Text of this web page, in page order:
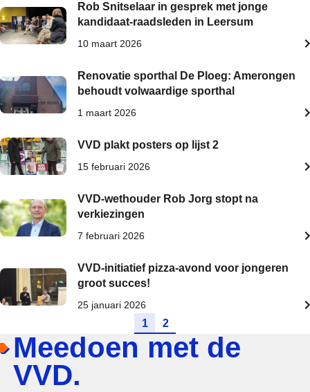
Rob Snitselaar in gesprek met jonge
kandidaat-raadsleden in Leersum
10 maart 2026
Renovatie sporthal De Ploeg: Amerongen
behoudt volwaardige sporthal
1 maart 2026
VVD plakt posters op lijst 2
15 februari 2026
VVD-wethouder Rob Jorg stopt na
verkiezingen
7 februari 2026
VVD-initiatief pizza-avond voor jongeren
groot succes!
25 januari 2026
Ga naar pagina
1 Ga naar pagina
2
Meedoen met de
VVD.